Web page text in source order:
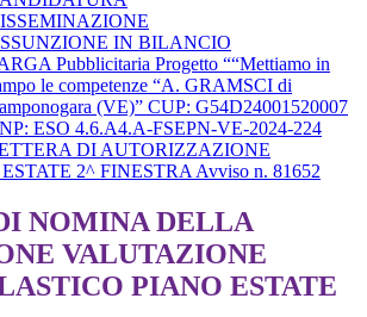
IN BILANCIO
Pubblicitaria Progetto ““Mettiamo in
le competenze “A. GRAMSCI di
(VE)” CUP: G54D24001520007
ESO 4.6.A4.A-FSEPN-VE-2024-224
DI AUTORIZZAZIONE
2^ FINESTRA Avviso n. 81652
NOMINA DELLA
VALUTAZIONE
PIANO ESTATE